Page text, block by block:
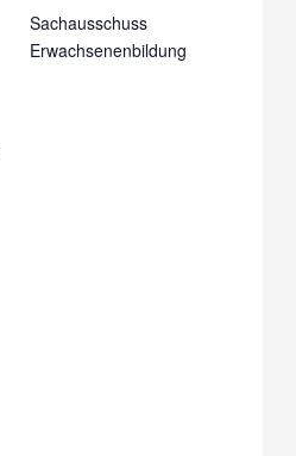
Sachausschuss
Erwachsenenbildung